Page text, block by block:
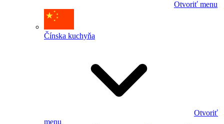
Otvoriť menu
Čínska kuchyňa
Otvoriť
menu